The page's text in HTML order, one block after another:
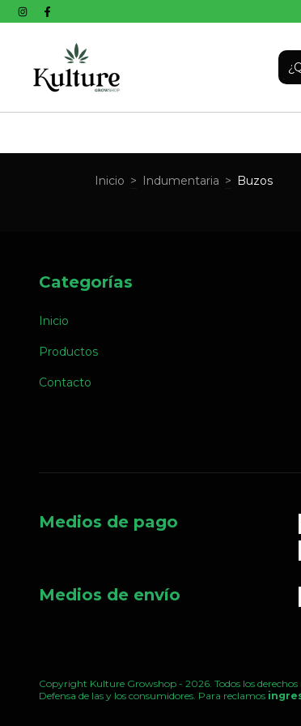
Inicio > Indumentaria > Buzos
Categorías
Inicio
Productos
Contacto
Medios de pago
Medios de envío
Copyright Kulture Growshop - 2026. Todos los derechos
Defensa de las y los consumidores. Para reclamos